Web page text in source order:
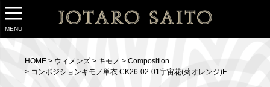
MENU
HOME ウィメンズ キモノ
Composition
コンポジションキモノ単衣 CK26-02-01宇宙花(菊オレンジ)F